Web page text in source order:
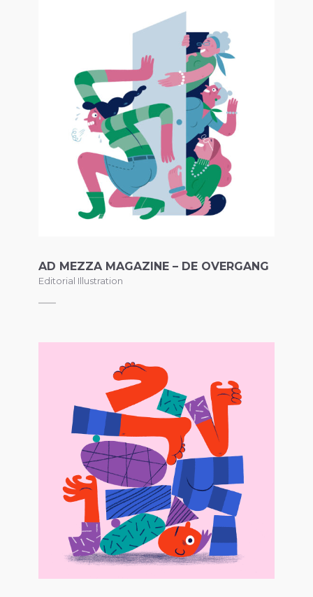
AD MEZZA MAGAZINE – DE OVERGANG
Editorial Illustration